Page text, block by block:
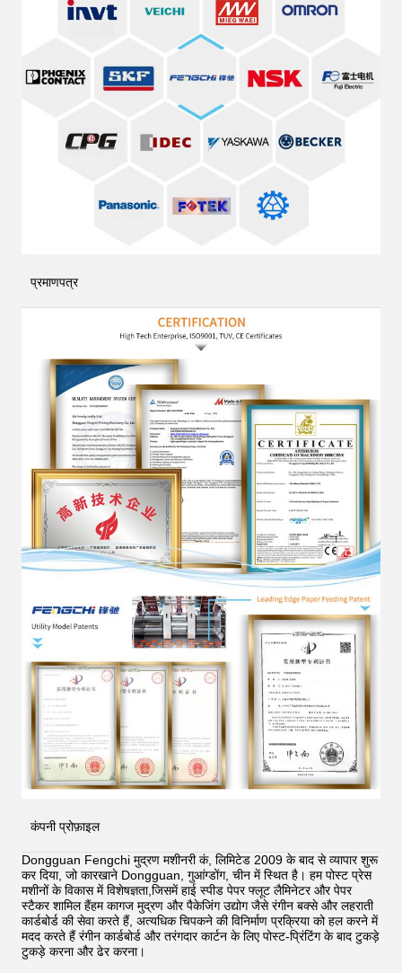
प्रमाणपत्र
कंपनी प्रोफ़ाइल
Dongguan Fengchi मुद्रण मशीनरी कं, लिमिटेड 2009 के बाद से व्यापार शुरू
कर दिया, जो कारखाने Dongguan, गुआंग्डोंग, चीन में स्थित है। हम पोस्ट प्रेस
मशीनों के विकास में विशेषज्ञता,जिसमें हाई स्पीड पेपर फ्लूट लैमिनेटर और पेपर
स्टैकर शामिल हैंहम कागज मुद्रण और पैकेजिंग उद्योग जैसे रंगीन बक्से और लहराती
कार्डबोर्ड की सेवा करते हैं, अत्यधिक चिपकने की विनिर्माण प्रक्रिया को हल करने में
मदद करते हैं रंगीन कार्डबोर्ड और तरंगदार कार्टन के लिए पोस्ट-प्रिंटिंग के बाद टुकड़े
टुकड़े करना और ढेर करना।